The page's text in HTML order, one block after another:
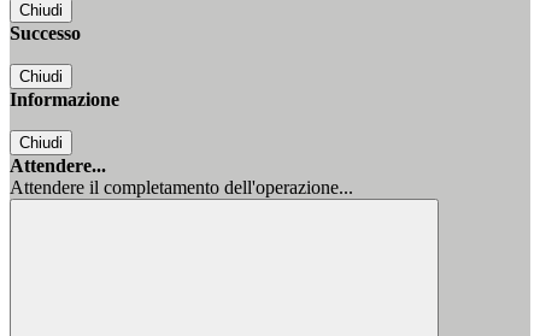
Chiudi
Successo
Chiudi
Informazione
Chiudi
Attendere...
Attendere il completamento dell'operazione...